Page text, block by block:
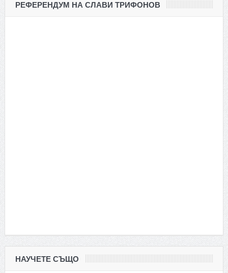
РЕФЕРЕНДУМ НА СЛАВИ ТРИФОНОВ
НАУЧЕТЕ СЪЩО